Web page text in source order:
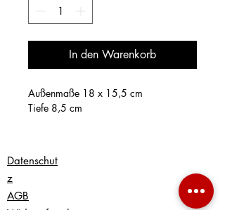
In den Warenkorb
Außenmaße 18 x 15,5 cm
Tiefe 8,5 cm
Datenschut
z
AGB